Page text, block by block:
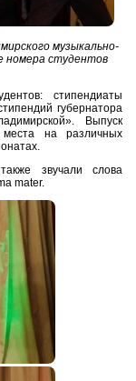
музыкально-
номера студентов
стипендиаты
губернатора
Выпуск
на различных
звучали слова
mater.